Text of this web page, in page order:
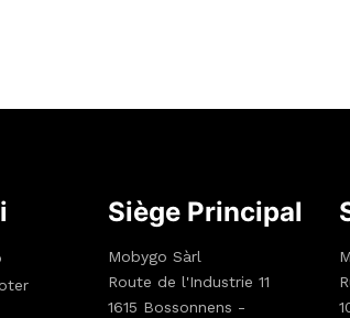
Siège Principal
Mobygo Sàrl
Route de l'Industrie 11
1615 Bossonnens -